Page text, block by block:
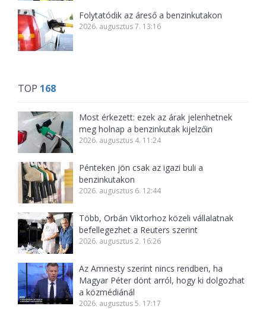
Folytatódik az áreső a benzinkutakon
2026. augusztus 7. 13:16
TOP 168
Most érkezett: ezek az árak jelenhetnek
meg holnap a benzinkutak kijelzőin
2026. augusztus 4. 11:24
Pénteken jön csak az igazi buli a
benzinkutakon
2026. augusztus 6. 12:44
Több, Orbán Viktorhoz közeli vállalatnak
befellegezhet a Reuters szerint
2026. augusztus 2. 16:26
Az Amnesty szerint nincs rendben, ha
Magyar Péter dönt arról, hogy ki dolgozhat
a közmédiánál
2026. augusztus 5. 17:17